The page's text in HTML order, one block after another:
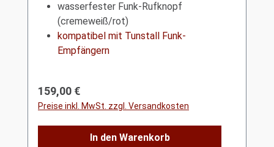
wasserfester Funk-Rufknopf
(cremeweiß/rot)
kompatibel mit Tunstall Funk-
Empfängern
Regulärer Preis:
159,00 €
Preise inkl. MwSt. zzgl. Versandkosten
In den Warenkorb